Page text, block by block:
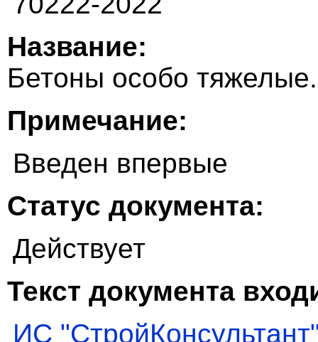
Название:
Бетоны особо
Примечание:
Введен впервые
Статус документа:
Действует
Текст документа
ИС